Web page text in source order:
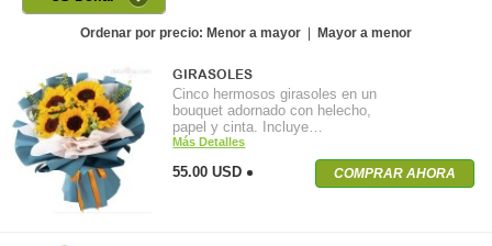
Ordenar por precio: Menor a mayor Mayor a menor
GIRASOLES
Cinco hermosos girasoles en un
bouquet adornado con helecho,
papel y cinta. Incluye…
Más Detalles
55.00 USD COMPRAR AHORA